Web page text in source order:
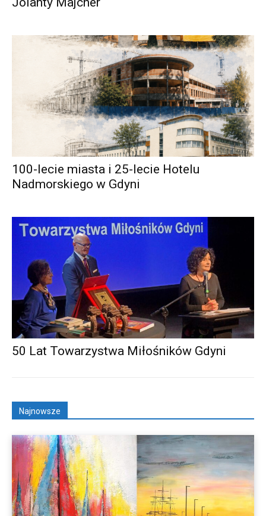
100-lecie miasta i 25-lecie Hotelu
Nadmorskiego w Gdyni
50 Lat Towarzystwa Miłośników Gdyni
Najnowsze